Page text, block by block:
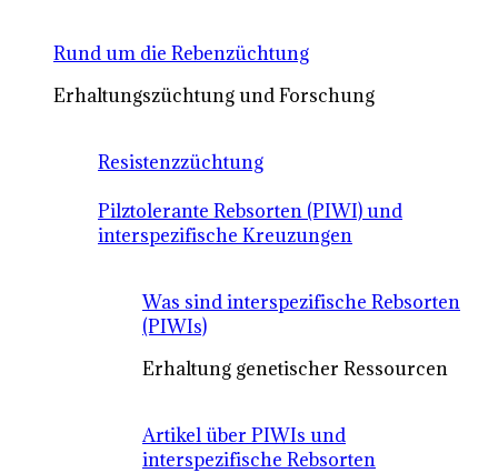
Rund um die Rebenzüchtung
Erhaltungszüchtung und Forschung
Resistenzzüchtung
Pilztolerante Rebsorten (PIWI) und
interspezifische Kreuzungen
Was sind interspezifische Rebsorten
(PIWIs)
Erhaltung genetischer Ressourcen
Artikel über PIWIs und
interspezifische Rebsorten